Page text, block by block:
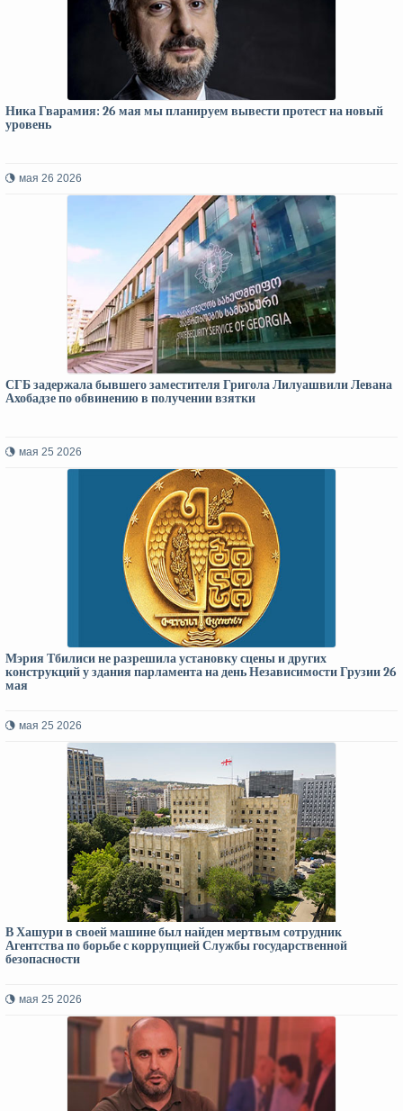
Ника Гварамия: 26 мая мы планируем вывести протест на новый
уровень
мая 26 2026
СГБ задержала бывшего заместителя Григола Лилуашвили Левана
Ахобадзе по обвинению в получении взятки
мая 25 2026
Мэрия Тбилиси не разрешила установку сцены и других
конструкций у здания парламента на день Независимости Грузии 26
мая
мая 25 2026
В Хашури в своей машине был найден мертвым сотрудник
Агентства по борьбе с коррупцией Службы государственной
безопасности
мая 25 2026